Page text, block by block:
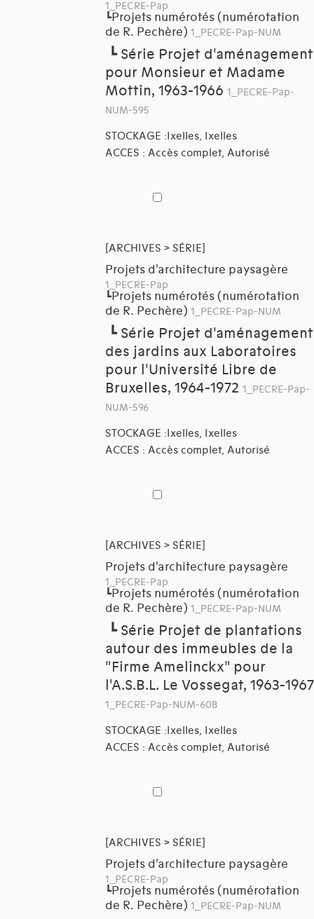
1_PECRE-Pap
┗Projets numérotés (numérotation
de R. Pechère) 1_PECRE-Pap-NUM
┗ Série Projet d'aménagement
pour Monsieur et Madame
Mottin, 1963-1966 1_PECRE-Pap-
NUM-595
STOCKAGE :Ixelles, Ixelles
ACCES : Accès complet, Autorisé
[ARCHIVES > SÉRIE]
Projets d'architecture paysagère
1_PECRE-Pap
┗Projets numérotés (numérotation
de R. Pechère) 1_PECRE-Pap-NUM
┗ Série Projet d'aménagement
des jardins aux Laboratoires
pour l'Université Libre de
Bruxelles, 1964-1972 1_PECRE-Pap-
NUM-596
STOCKAGE :Ixelles, Ixelles
ACCES : Accès complet, Autorisé
[ARCHIVES > SÉRIE]
Projets d'architecture paysagère
1_PECRE-Pap
┗Projets numérotés (numérotation
de R. Pechère) 1_PECRE-Pap-NUM
┗ Série Projet de plantations
autour des immeubles de la
"Firme Amelinckx" pour
l'A.S.B.L. Le Vossegat, 1963-1967
1_PECRE-Pap-NUM-608
STOCKAGE :Ixelles, Ixelles
ACCES : Accès complet, Autorisé
[ARCHIVES > SÉRIE]
Projets d'architecture paysagère
1_PECRE-Pap
┗Projets numérotés (numérotation
de R. Pechère) 1_PECRE-Pap-NUM